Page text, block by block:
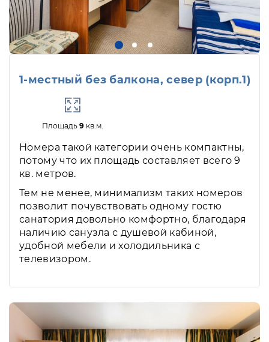
1-местный без балкона, север (корп.1)
Площадь 9кв.м.
Номера такой категории очень компактны,
потому что их площадь составляет всего 9
кв. метров.
Тем не менее, минимализм таких номеров
позволит почувствовать одному гостю
санатория довольно комфортно, благодаря
наличию санузла с душевой кабиной,
удобной мебели и холодильника с
телевизором.